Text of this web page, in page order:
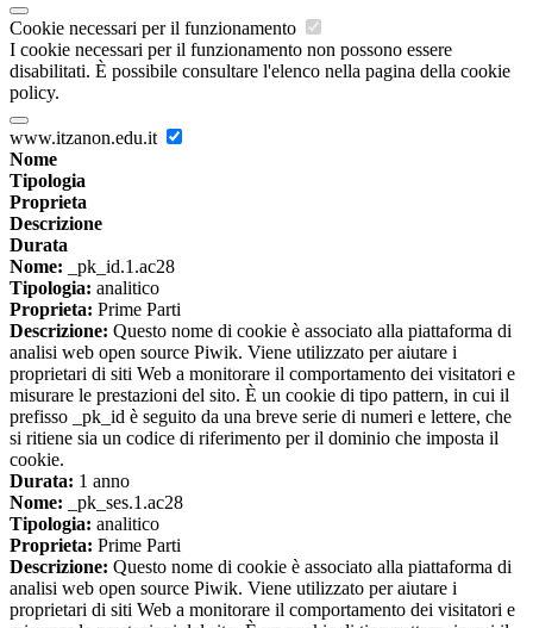
Cookie necessari per il funzionamento
I cookie necessari per il funzionamento non possono essere
disabilitati. È possibile consultare l'elenco nella pagina della cookie
policy.
www.itzanon.edu.it
Nome
Tipologia
Proprieta
Descrizione
Durata
Nome: _pk_id.1.ac28
Tipologia: analitico
Proprieta: Prime Parti
Descrizione: Questo nome di cookie è associato alla piattaforma di
analisi web open source Piwik. Viene utilizzato per aiutare i
proprietari di siti Web a monitorare il comportamento dei visitatori e
misurare le prestazioni del sito. È un cookie di tipo pattern, in cui il
prefisso _pk_id è seguito da una breve serie di numeri e lettere, che
si ritiene sia un codice di riferimento per il dominio che imposta il
cookie.
Durata: 1 anno
Nome: _pk_ses.1.ac28
Tipologia: analitico
Proprieta: Prime Parti
Descrizione: Questo nome di cookie è associato alla piattaforma di
analisi web open source Piwik. Viene utilizzato per aiutare i
proprietari di siti Web a monitorare il comportamento dei visitatori e